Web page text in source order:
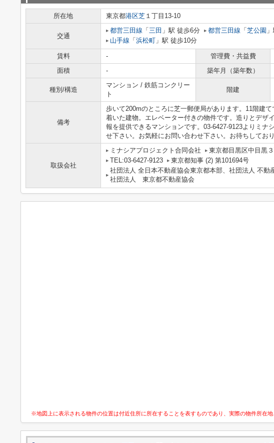
所在地 東京都港区芝 １丁目13-10
交通
都営三田線 「 三田 」駅 徒歩6分 都営三田線 「 芝公園
山手線 「 浜松町 」駅 徒歩10分
賃料 - 管理費・共益費
面積
- 築年月（築年数）
種別/構造
マンション / 鉄筋コンクリー
ト
階建
備考
歩いて200mのところに芝一郵便局があります。11階建
着いた建物。エレベーター付きの物件です。造りとデザ
報を提供できるマンションです。03-6427-9123よりミナ
せ下さい。お気軽にお問い合わせ下さい。お待ちしており
取扱会社
ミナシアプロジェクト合同会社
東京都目黒区中目黒
TEL:03-6427-9123
東京都知事 (2) 第101694号
社団法人 全日本不動産協会東京都本部、社団法人 不動
社団法人 東京都不動産協会
※地図上に表示される物件の位置は付近住所に所在することを表すものであり、実際の物件所在地